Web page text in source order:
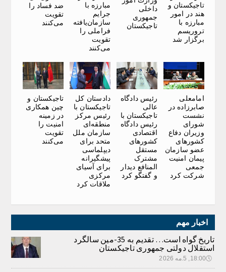
تاجیکستان و
هند در امور
مبارزه با
تروریسم
برگزار شد
داخلی
جمهوری
تاجیکستان
مبارزه با
جرایم
سازمان‌یافته
فراملی را
تقویت
می‌کنند
ضد فساد را
تقویت
می‌کنند
امامعلی
صابرزاده در
نشست
شورای
وزیران دفاع
کشورهای
عضو سازمان
پیمان امنیت
جمعی
شرکت کرد
رئیس دادگاه
عالی
تاجیکستان با
رئیس دادگاه
اقتصادی
کشورهای
مستقل
مشترک
المنافع دیدار
و گفتگو کرد
دادستان کل
تاجیکستان با
رئیس مرکز
منطقه‌ای
سازمان ملل
متحد برای
دیپلماسی
پیشگیرانه
برای آسیای
مرکزی
ملاقات کرد
تاجیکستان و
چین همکاری
در زمینه
امنیت را
تقویت
می‌کنند
اخبار مهم
تاریخ گواه است… تقدیم به 35-مین سالگرد
استقلال دولتی جمهوری تاجیکستان
🕔18:00, 5.مه 2026